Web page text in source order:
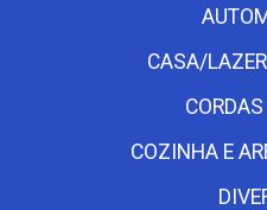
CASA/
COZINHA E